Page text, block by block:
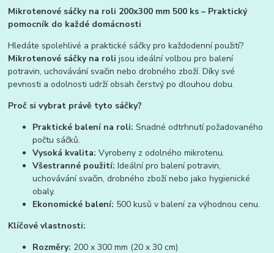
Mikrotenové sáčky na roli 200x300 mm 500 ks – Praktický
pomocník do každé domácnosti
Hledáte spolehlivé a praktické sáčky pro každodenní použití?
Mikrotenové sáčky na roli jsou ideální volboupro balení
potravin, uchovávání svačin nebo drobného zboží. Díky své
pevnosti a odolnosti udrží obsah čerstvý po dlouhou dobu.
Proč si vybrat právě tyto sáčky?
Praktické balení na roli: Snadné odtrhnutí požadovaného
počtu sáčků.
Vysoká kvalita: Vyrobeny z odolného mikrotenu.
Všestranné použití: Ideální pro balení potravin,
uchovávání svačin, drobného zboží nebo jako hygienické
obaly.
Ekonomické balení: 500 kusů v balení za výhodnou cenu.
Klíčové vlastnosti:
Rozměry: 200 x 300 mm (20 x 30 cm)